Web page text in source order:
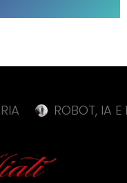
ROBOT, IA E